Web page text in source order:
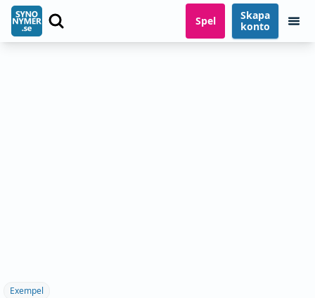
Spel
Skapa
konto
Exempel